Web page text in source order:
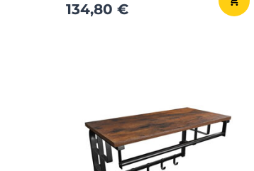
134,80 €